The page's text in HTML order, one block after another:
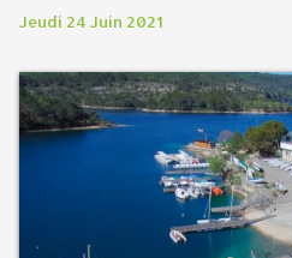
Jeudi 24 Juin 2021